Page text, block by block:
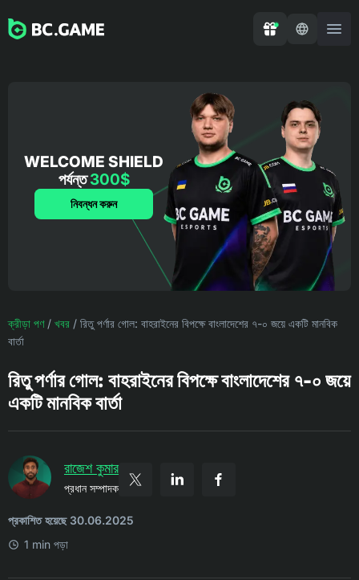
WELCOME SHIELD
পর্যন্ত300$
নিবন্ধন করুন
ক্রীড়া পণ/ খবর / রিতু পর্ণার গোল: বাহরাইনের বিপক্ষে বাংলাদেশের ৭-০ জয়ে একটি মানবিক
বার্তা
রিতু পর্ণার গোল: বাহরাইনের বিপক্ষে বাংলাদেশের ৭-০ জয়ে
একটি মানবিক বার্তা
রাজেশ কুমার
প্রধান সম্পাদক
প্রকাশিত হয়েছে 30.06.2025
1 min পড়া